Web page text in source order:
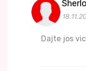
Dajte jos